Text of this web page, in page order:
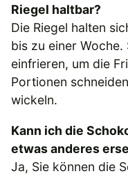
Riegel haltbar?
Die Riegel halten
bis zu einer Woche.
einfrieren, um die
Portionen
wickeln.
Kann ich die
etwas anderes
Ja, Sie können die